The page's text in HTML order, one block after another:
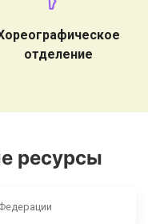
отделение
ресурсы